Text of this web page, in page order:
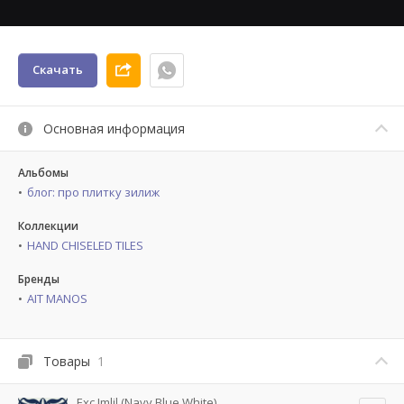
Скачать
Основная информация
Альбомы
блог: про плитку зилиж
Коллекции
HAND CHISELED TILES
Бренды
AIT MANOS
Товары 1